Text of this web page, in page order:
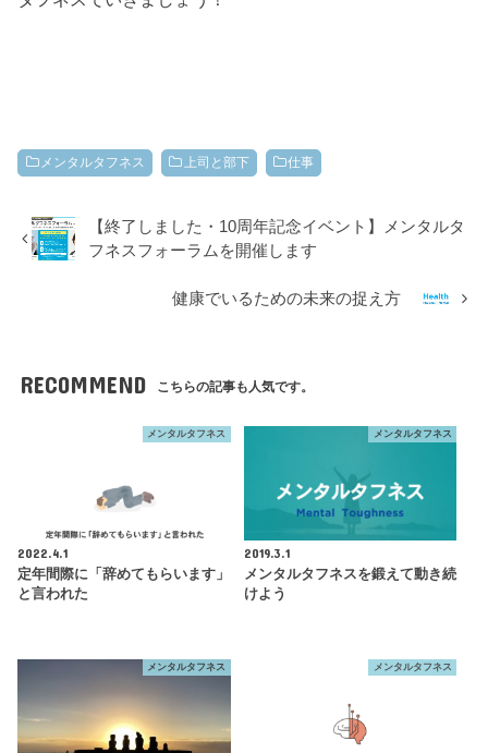
メンタルタフネス 上司と部下 仕事
【終了しました・10周年記念イベント】メンタルタ
フネスフォーラムを開催します
健康でいるための未来の捉え方
RECOMMEND こちらの記事も人気です。
メンタルタフネス
2022.4.1
定年間際に「辞めてもらいます」
と言われた
メンタルタフネス
2019.3.1
メンタルタフネスを鍛えて動き続
けよう
メンタルタフネス メンタルタフネス